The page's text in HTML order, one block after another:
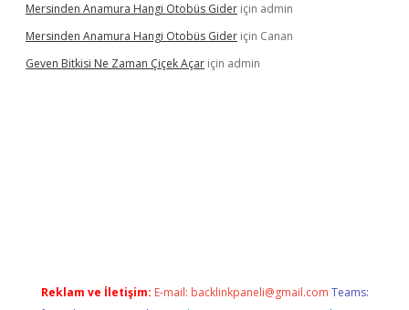
Mersinden Anamura Hangi Otobüs Gider için admin
Mersinden Anamura Hangi Otobüs Gider için Canan
Geven Bitkisi Ne Zaman Çiçek Açar için admin
Reklam ve İletişim: E-mail: backlinkpaneli@gmail.com Teams: